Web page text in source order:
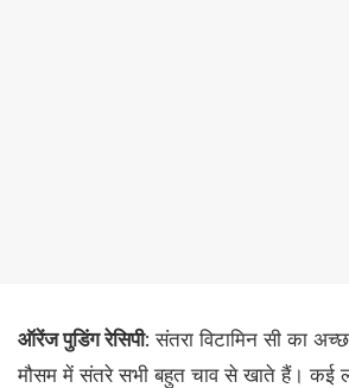
ऑरेंज पुडिंग रेसिपी: संतरा विटामिन सी का
मौसम में संतरे सभी बहुत चाव से खाते हैं। कई